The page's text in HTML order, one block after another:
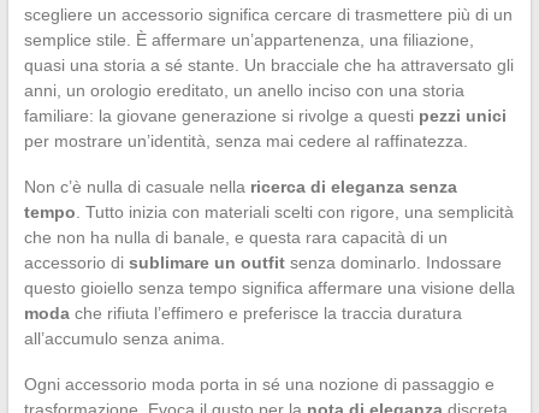
scegliere un accessorio significa cercare di trasmettere più di un
semplice stile. È affermare un’appartenenza, una filiazione,
quasi una storia a sé stante. Un bracciale che ha attraversato gli
anni, un orologio ereditato, un anello inciso con una storia
familiare: la giovane generazione si rivolge a questi pezzi unici
per mostrare un’identità, senza mai cedere al raffinatezza.
Non c’è nulla di casuale nella ricerca di eleganza senza
tempo . Tutto inizia con materiali scelti con rigore, una semplicità
che non ha nulla di banale, e questa rara capacità di un
accessorio di sublimare un outfitsenza dominarlo. Indossare
questo gioiello senza tempo significa affermare una visione della
modache rifiuta l’effimero e preferisce la traccia duratura
all’accumulo senza anima.
Ogni accessorio moda porta in sé una nozione di passaggio e